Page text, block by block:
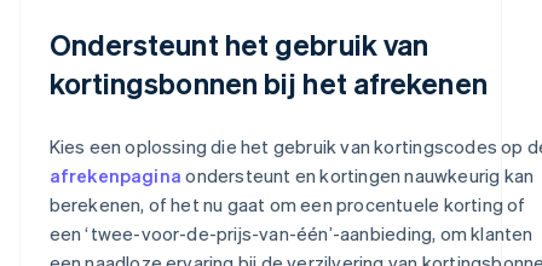
Ondersteunt het gebruik van
kortingsbonnen bij het afrekenen
Kies een oplossing die het gebruik van kortingscodes op
afrekenpagina ondersteunt en kortingen nauwkeurig kan
berekenen, of het nu gaat om een procentuele korting of
een ‘twee-voor-de-prijs-van-één’-aanbieding, om klanten